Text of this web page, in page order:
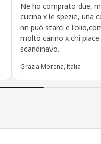
Ne ho comprato due,
cucina x le spezie, una
nn può starci e
molto carino x chi
scandinavo.
Grazia Morena, Italia